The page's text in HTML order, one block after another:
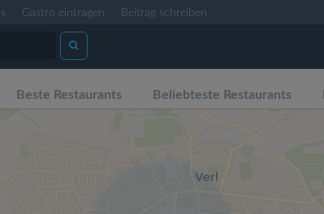
Gastro eintragen Beitrag schreiben
Beste Restaurants Beliebteste Restaurants